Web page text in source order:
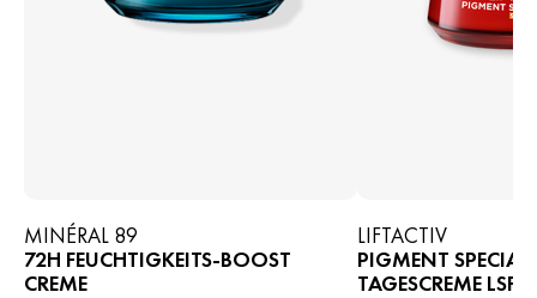
MINÉRAL 89
72H FEUCHTIGKEITS-BOOST
CREME
LIFTACTIV
PIGMENT
TAGESCREME LSF